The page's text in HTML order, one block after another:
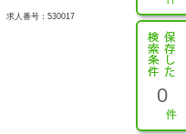
0
求人番号：530017